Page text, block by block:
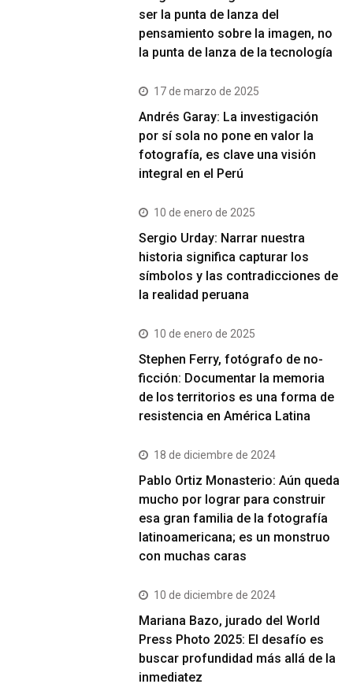
ser la punta de lanza del
pensamiento sobre la imagen, no
la punta de lanza de la tecnología
17 de marzo de 2025
Andrés Garay: La investigación
por sí sola no pone en valor la
fotografía, es clave una visión
integral en el Perú
10 de enero de 2025
Sergio Urday: Narrar nuestra
historia significa capturar los
símbolos y las contradicciones de
la realidad peruana
10 de enero de 2025
Stephen Ferry, fotógrafo de no-
ficción: Documentar la memoria
de los territorios es una forma de
resistencia en América Latina
18 de diciembre de 2024
Pablo Ortiz Monasterio: Aún queda
mucho por lograr para construir
esa gran familia de la fotografía
latinoamericana; es un monstruo
con muchas caras
10 de diciembre de 2024
Mariana Bazo, jurado del World
Press Photo 2025: El desafío es
buscar profundidad más allá de la
inmediatez